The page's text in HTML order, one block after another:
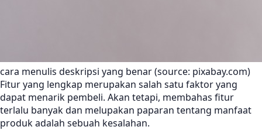
cara menulis deskripsi yang benar (source: pixabay.com)
Fitur yang lengkap merupakan salah satu faktor yang
dapat menarik pembeli. Akan tetapi, membahas fitur
terlalu banyak dan melupakan paparan tentang manfaat
produk adalah sebuah kesalahan.